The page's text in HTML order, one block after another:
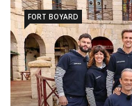
FORT BOYARD